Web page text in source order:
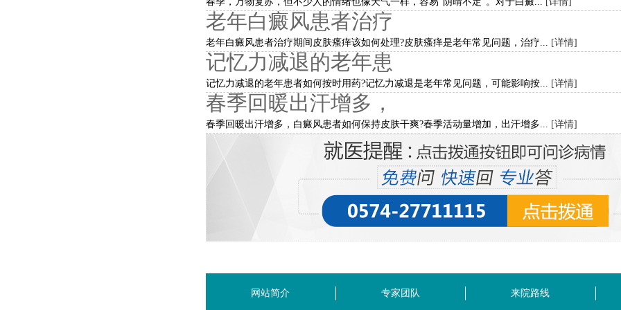
老年白癜风患者治疗
老年白癜风患者治疗期间皮肤瘙痒该如何处理?皮肤瘙痒是老年常见问题，治疗... [详情]
记忆力减退的老年患
记忆力减退的老年患者如何按时用药?记忆力减退是老年常见问题，可能影响按... [详情]
春季回暖出汗增多，
春季回暖出汗增多，白癜风患者如何保持皮肤干爽?春季活动量增加，出汗增多... [详情]
网站简介 专家团队 来院路线